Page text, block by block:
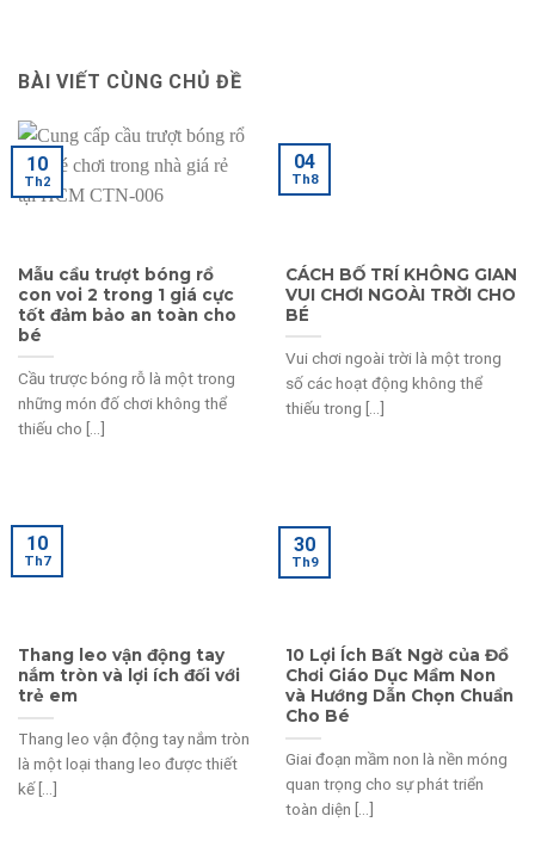
BÀI VIẾT CÙNG CHỦ ĐỀ
Mẫu cầu trượt bóng rổ
con voi 2 trong 1 giá cực
tốt đảm bảo an toàn cho
bé
Cầu trược bóng rỗ là một trong
những món đố chơi không thể
thiếu cho [...]
10
Th2
CÁCH BỐ TRÍ KHÔNG GIAN
VUI CHƠI NGOÀI TRỜI CHO
BÉ
Vui chơi ngoài trời là một trong
số các hoạt động không thể
thiếu trong [...]
04
Th8
Thang leo vận động tay
nắm tròn và lợi ích đối với
trẻ em
Thang leo vận động tay nắm tròn
là một loại thang leo được thiết
kế [...]
10
Th7
10 Lợi Ích Bất Ngờ của Đồ
Chơi Giáo Dục Mầm Non
và Hướng Dẫn Chọn Chuẩn
Cho Bé
Giai đoạn mầm non là nền móng
quan trọng cho sự phát triển
toàn diện [...]
30
Th9